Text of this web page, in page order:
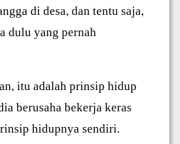
di desa, dan tentu saja,
dulu yang pernah
itu adalah prinsip hidup
berusaha bekerja keras
hidupnya sendiri.